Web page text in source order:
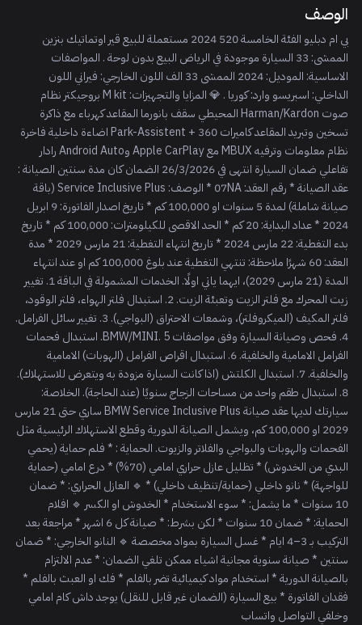
الوصف
بي ام دبليو الفئة الخامسة 520 2024 مستعملة للبيع قير اوتماتيك بنزين
الممشى: ⁨33⁩ السيارة موجودة في الرياض البيع بدون لوحة . المواصفات
الاساسية: الموديل: 2024 الممشى 33 الف اللون الخارجي: فيراني اللون
الداخلي: اسبريسو وارد: كوريا . 💎 المزايا والتجهيزات: M kit بروجيكتر نظام
صوت Harman/Kardon المحيطي سقف بانورما المقاعد كهرباء مع ذاكرة
تسخين وتبريد المقاعد كاميرات 360 + Park-Assistent اضاءة داخلية فاخرة
نظام معلومات وترفيه MBUX مع Apple CarPlay وAndroid Auto رادار
تفاعلي ضمان السيارة انتهى في 26/3/2026 الضمان كان مدة سنتين الصيانة :
عقد الصيانة * رقم العقد: 07NA * الوصف: Service Inclusive Plus (باقة
صيانة شاملة) لمدة 5 سنوات او 100,000 كم * تاريخ اصدار الفاتورة: 9 ابريل
2024 * عداد البداية: 20 كم * الحد الاقصى للكيلومترات: 100,000 كم * تاريخ
بدء التغطية: 22 مارس 2024 * تاريخ انتهاء التغطية: 21 مارس 2029 * مدة
العقد: 60 شهرًا ملاحظة: تنتهي التغطية عند بلوغ 100,000 كم او عند انتهاء
المدة (21 مارس 2029)، ايهما ياتي اولًا. الخدمات المشمولة في الباقة 1. تغيير
زيت المحرك مع فلتر الزيت وتعبئة الزيت. 2. استبدال فلتر الهواء، فلتر الوقود،
فلتر المكيف (الميكروفلتر)، وشمعات الاحتراق (البواجي). 3. تغيير سائل الفرامل.
4. فحص وصيانة السيارة وفق مواصفات BMW/MINI. 5. استبدال فحمات
الفرامل الامامية والخلفية. 6. استبدال اقراص الفرامل (الهوبات) الامامية
والخلفية. 7. استبدال الكلتش (اذا كانت السيارة مزودة به ويتعرض للاستهلاك).
8. استبدال طقم واحد من مساحات الزجاج سنويًا (عند الحاجة). الخلاصة:
سيارتك لديها عقد صيانة BMW Service Inclusive Plus ساري حتى 21 مارس
2029 او 100,000 كم، ويشمل الصيانة الدورية وقطع الاستهلاك الرئيسية مثل
الفحمات والهوبات والبواجي والفلاتر والزيوت. الحماية : * فلم حماية (يحمي
البدي من الخدوش) * تظليل عازل حراري امامي (70%) * درع امامي (حماية
للواجهة) * نانو داخلي (حماية/تنظيف داخلي) * 🔹 العازل الحراري: * ضمان
10 سنوات * ما يشمل: * سوء الاستخدام * الخدوش او الكسر 🔹 افلام
الحماية: * ضمان 10 سنوات * لكن بشرط: * صيانة كل 6 اشهر * مراجعة بعد
التركيب بـ 3–4 ايام * غسل السيارة بمواد مخصصة 🔹 النانو الخارجي: * ضمان
سنتين * صيانة سنوية مجانية اشياء ممكن تلغي الضمان: * عدم الالتزام
بالصيانة الدورية * استخدام مواد كيميائية تضر بالفلم * فك او العبث بالفلم *
فقدان الفاتورة * بيع السيارة (الضمان غير قابل للنقل) يوجد داش كام امامي
وخلفي التواصل واتساب